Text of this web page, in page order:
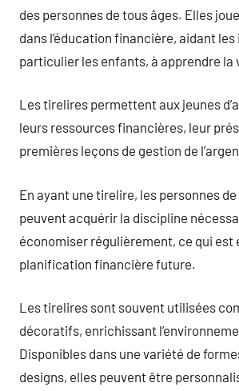
des personnes de tous âges. Elles
dans l’éducation financière, aidant les
particulier les enfants, à apprendre la
Les tirelires permettent aux jeunes
leurs ressources financières, leur
premières leçons de gestion de
En ayant une tirelire, les personnes
peuvent acquérir la discipline
économiser régulièrement, ce qui est
planification financière future.
Les tirelires sont souvent utilisées
décoratifs, enrichissant
Disponibles dans une variété de
designs, elles peuvent être